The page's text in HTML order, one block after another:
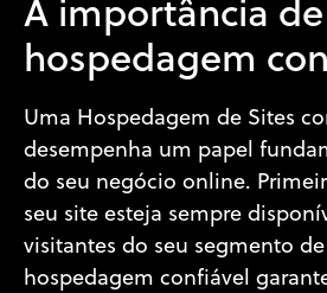
A importância
hospedagem
Uma Hospedagem de Sites
desempenha um papel
do seu negócio online.
seu site esteja sempre
visitantes do seu segmento
hospedagem confiável